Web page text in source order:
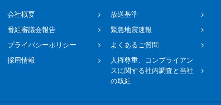
会社概要
放送基準
番組審議会報告
緊急地震速報
プライバシーポリシー
よくあるご質問
採用情報
人権尊重、コンプライアン
スに関する社内調査と当社
の取組